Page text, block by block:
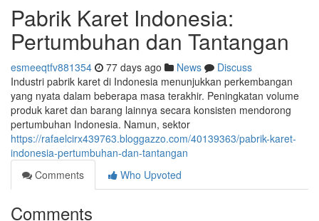
Pabrik Karet Indonesia:
Pertumbuhan dan Tantangan
esmeeqtfv881354 77 days ago News
Discuss
Industri pabrik karet di Indonesia menunjukkan perkembangan
yang nyata dalam beberapa masa terakhir. Peningkatan volume
produk karet dan barang lainnya secara konsisten mendorong
pertumbuhan Indonesia. Namun, sektor
https://rafaelcirx439763.bloggazzo.com/40139363/pabrik-karet-
indonesia-pertumbuhan-dan-tantangan
Comments
Who Upvoted
Comments